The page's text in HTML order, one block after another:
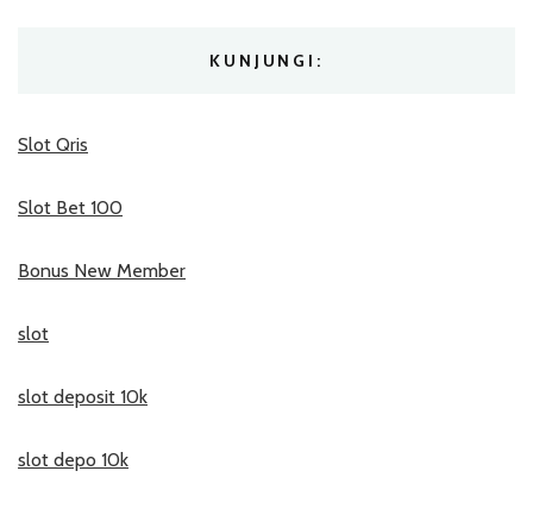
KUNJUNGI:
Slot Qris
Slot Bet 100
Bonus New Member
slot
slot deposit 10k
slot depo 10k